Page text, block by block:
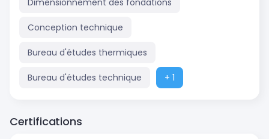
Conception technique
Bureau d'études thermiques
Bureau d'études technique + 1
Certifications